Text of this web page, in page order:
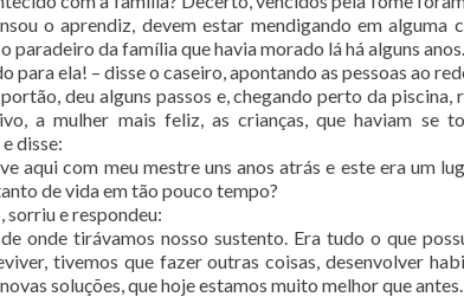
o aprendiz, devem estar mendigando em alguma
paradeiro da família que havia morado lá há alguns anos.
para ela! – disse o caseiro, apontando as pessoas ao
deu alguns passos e, chegando perto da piscina,
a mulher mais feliz, as crianças, que haviam se
disse:
aqui com meu mestre uns anos atrás e este era um
de vida em tão pouco tempo?
sorriu e respondeu:
onde tirávamos nosso sustento. Era tudo o que
tivemos que fazer outras coisas, desenvolver
soluções, que hoje estamos muito melhor que